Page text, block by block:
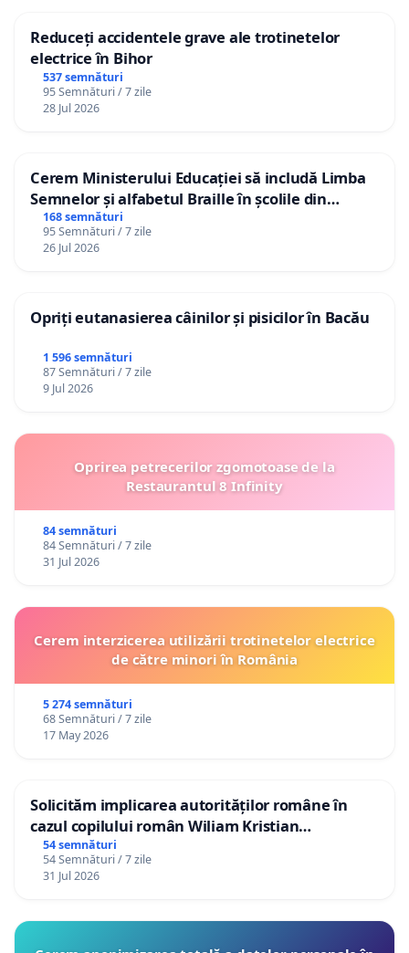
Reduceți accidentele grave ale trotinetelor
electrice în Bihor
537 semnături
95 Semnături / 7 zile
28 Jul 2026
Cerem Ministerului Educației să includă Limba
Semnelor și alfabetul Braille în școlile din
Republica Moldova!
168 semnături
95 Semnături / 7 zile
26 Jul 2026
Opriți eutanasierea câinilor și pisicilor în Bacău
1 596 semnături
87 Semnături / 7 zile
9 Jul 2026
Oprirea petrecerilor zgomotoase de la
Restaurantul 8 Infinity
84 semnături
84 Semnături / 7 zile
31 Jul 2026
Cerem interzicerea utilizării trotinetelor electrice
de către minori în România
5 274 semnături
68 Semnături / 7 zile
17 May 2026
Solicităm implicarea autorităților române în
cazul copilului român Wiliam Kristian
Gheorghe, aflat în plasament în Danemarca de
12 ani
54 semnături
54 Semnături / 7 zile
31 Jul 2026